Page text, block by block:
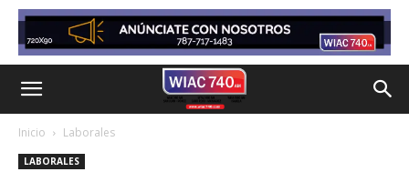
Inicio Laborales
LABORALES